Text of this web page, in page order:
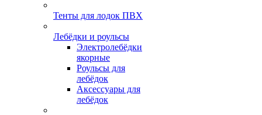
Тенты для лодок ПВХ
Лебёдки и роульсы
Электролебёдки
якорные
Роульсы для
лебёдок
Аксессуары для
лебёдок